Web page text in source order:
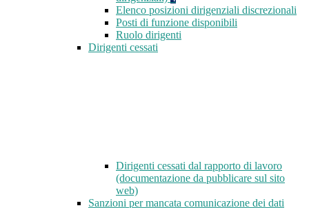
Elenco posizioni dirigenziali discrezionali
Posti di funzione disponibili
Ruolo dirigenti
Dirigenti cessati
Dirigenti cessati dal rapporto di lavoro
(documentazione da pubblicare sul sito
web)
Sanzioni per mancata comunicazione dei dati